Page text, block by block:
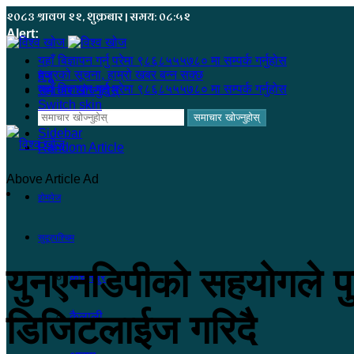
२०८३ श्रावण २२, शुक्रबार | समय: ०८:५२
Alert:
यहाँ बिज्ञापन गर्नु परेमा ९८६८५५५७८० मा सम्पर्क गर्नुहोस
हजुरको सूचना, हाम्रो खबर बन्न सक्छ
यहाँ बिज्ञापन गर्नु परेमा ९८६८५५५७८० मा सम्पर्क गर्नुहोस
समाचार खोज्नुहोस्
Sidebar
Random Article
मेनू
समाचार खोज्नुहोस्
Switch skin
होमपेज
सुदूरपश्चिम
कंचनपुर
कैलाली
Above Article Ad
युनएनडिपीको सहयोगले
डिजिटलाईज गरिदै